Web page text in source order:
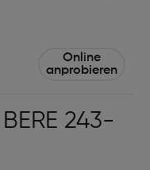
Online
anprobieren
BERE 243-